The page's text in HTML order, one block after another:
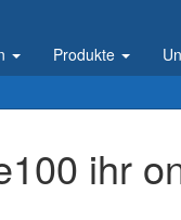
Produkte
ihr